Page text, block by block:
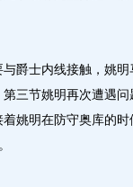
士内线接触，姚明
三节姚明再次遭遇
姚明在防守奥库的